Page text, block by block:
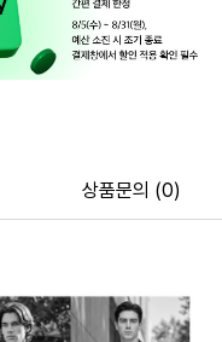
상품문의 (0)